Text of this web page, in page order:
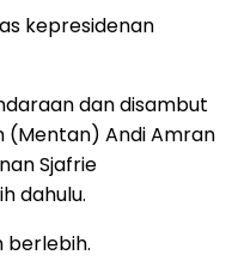
kepresidenan
dan disambut
(Mentan) Andi Amran
Sjafrie
dahulu.
berlebih.